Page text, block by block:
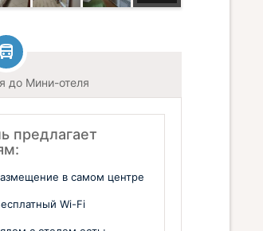
до Мини-отеля
предлагает
в самом центре
Wi-Fi